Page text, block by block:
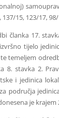
15, 123/17,
članka 17.
tijelo
temeljem
8. stavka 2.
i jedinica
područja
je krajem